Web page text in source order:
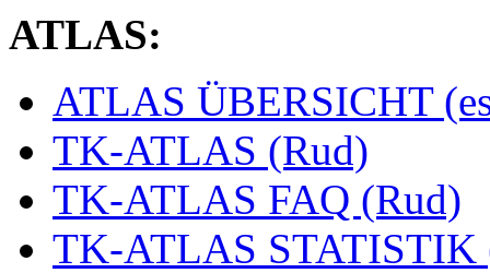
ATLAS:
ATLAS ÜBERSICHT
TK-ATLAS (Rud)
TK-ATLAS FAQ (Rud)
TK-ATLAS STATISTIK